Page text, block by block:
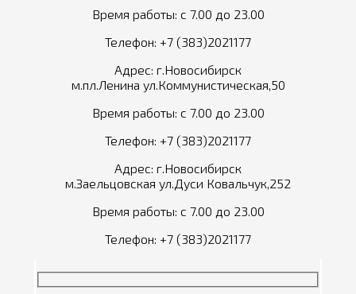
Время работы: с 7.00 до 23.00
Телефон: +7 (383)2021177
Адрес: г.Новосибирск
м.пл.Ленина ул.Коммунистическая,50
Время работы: с 7.00 до 23.00
Телефон: +7 (383)2021177
Адрес: г.Новосибирск
м.Заельцовская ул.Дуси Ковальчук,252
Время работы: с 7.00 до 23.00
Телефон: +7 (383)2021177